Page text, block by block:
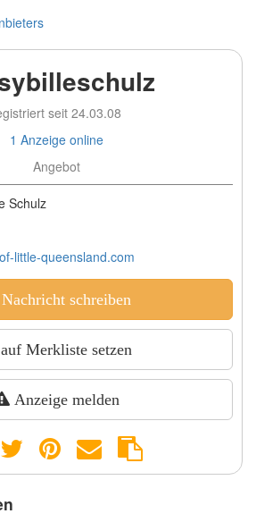
seit 24.03.08
1 Anzeige online
Angebot
Schulz
little-queensland.com
Nachricht schreiben
Merkliste setzen
Anzeige melden